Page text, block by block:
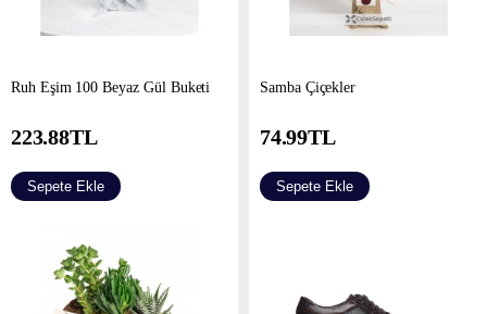
Ruh Eşim 100 Beyaz Gül Buketi
223.88TL
Sepete Ekle
Samba Çiçekler
74.99TL
Sepete Ekle